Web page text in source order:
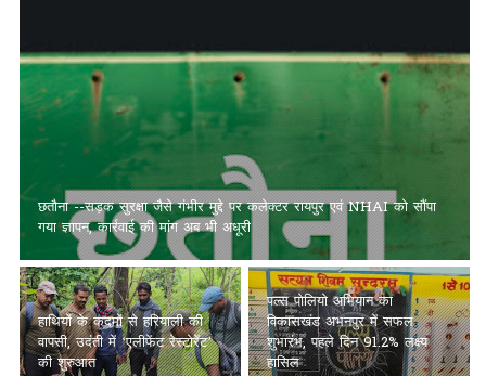
छतौना --सड़क सुरक्षा जैसे गंभीर मुद्दे पर कलेक्टर रायपुर एवं NHAI को सौंपा
गया ज्ञापन, कार्रवाई की मांग अब भी अधूरी
हाथियों के कदमों से हरियाली की
वापसी, उदंती में ‘एलीफेंट रेस्टोरेंट’
की शुरुआत
पल्स पोलियो अभियान का
विकासखंड अभनपुर में सफल
शुभारंभ, पहले दिन 91.2% लक्ष्य
हासिल